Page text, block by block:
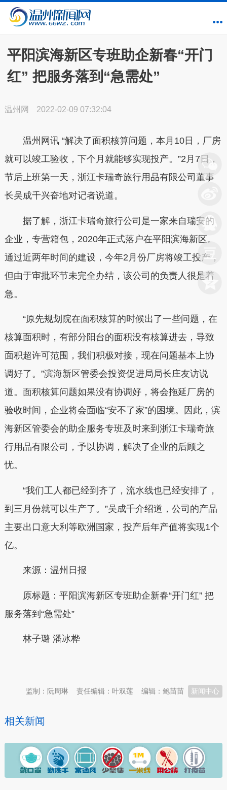
平阳滨海新区专班助企新春“开门
红” 把服务落到“急需处”
温州网 2022-02-09 07:32:04
温州网讯 “解决了面积核算问题，本月10日，厂房
就可以竣工验收，下个月就能够实现投产。”2月7日，
节后上班第一天，浙江卡瑞奇旅行用品有限公司董事
长吴成千兴奋地对记者说道。
据了解，浙江卡瑞奇旅行公司是一家来自瑞安的
企业，专营箱包，2020年正式落户在平阳滨海新区。
通过近两年时间的建设，今年2月份厂房将竣工投产，
但由于审批环节未完全办结，该公司的负责人很是着
急。
“原先规划院在面积核算的时候出了一些问题，在
核算面积时，有部分阳台的面积没有核算进去，导致
面积超许可范围，我们积极对接，现在问题基本上协
调好了。”滨海新区管委会投资促进局局长庄友访说
道。面积核算问题如果没有协调好，将会拖延厂房的
验收时间，企业将会面临“安不了家”的困境。因此，滨
海新区管委会的助企服务专班及时来到浙江卡瑞奇旅
行用品有限公司，予以协调，解决了企业的后顾之
忧。
“我们工人都已经到齐了，流水线也已经安排了，
到三月份就可以生产了。”吴成千介绍道，公司的产品
主要出口意大利等欧洲国家，投产后年产值将实现1个
亿。
来源：温州日报
原标题：平阳滨海新区专班助企新春“开门红” 把
服务落到“急需处”
林子璐 潘冰桦
新闻中心
编辑：鲍苗苗
责任编辑：叶双莲
监制：阮周琳
相关新闻